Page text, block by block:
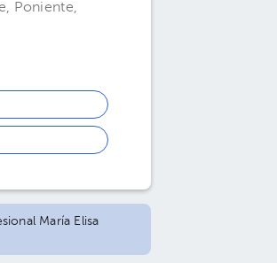
Poniente,
María Elisa